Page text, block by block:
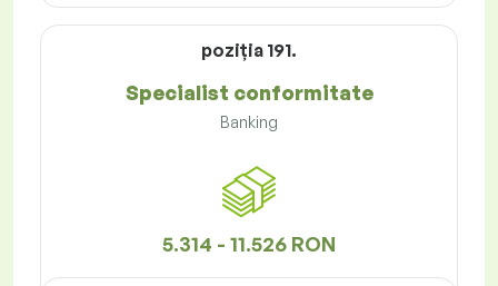
poziţia 191.
Specialist conformitate
Banking
5.314 - 11.526 RON